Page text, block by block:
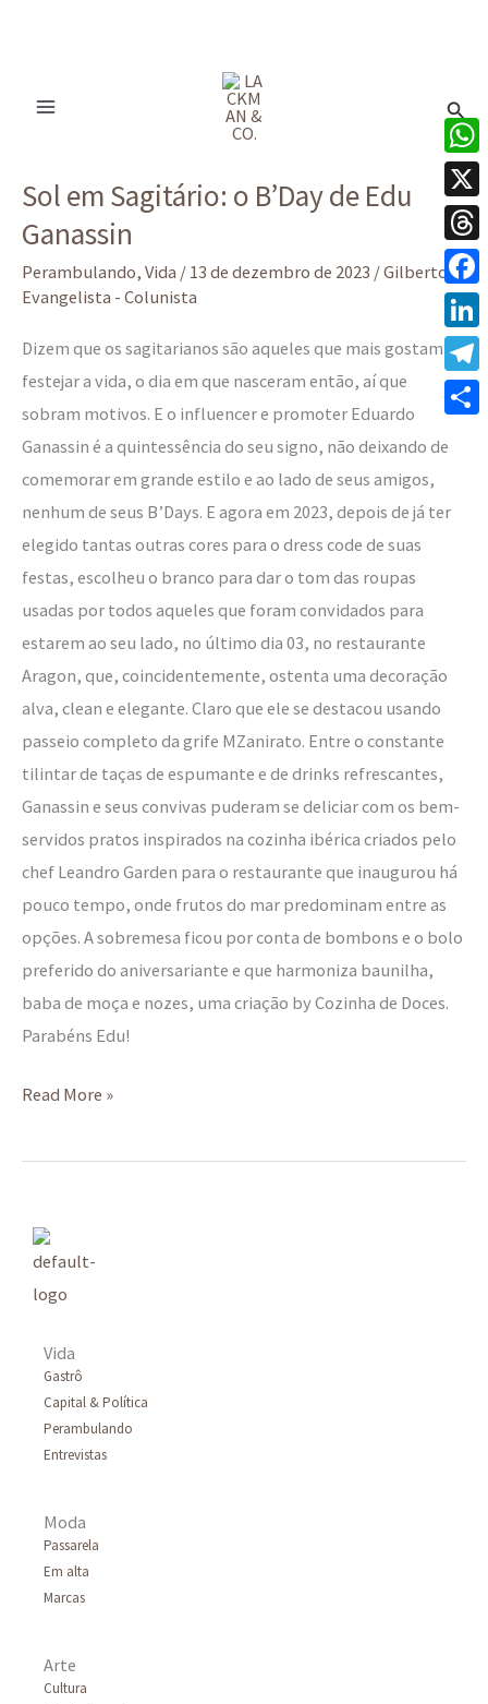
Sol em Sagitário: o B’Day de Edu
Ganassin
Perambulando, Vida / 13 de dezembro de 2023 /Gilberto
Evangelista - Colunista
Dizem que os sagitarianos são aqueles que mais gostam de
festejar a vida, o dia em que nasceram então, aí que
sobram motivos. E o influencer e promoter Eduardo
Ganassin é a quintessência do seu signo, não deixando de
comemorar em grande estilo e ao lado de seus amigos,
nenhum de seus B’Days. E agora em 2023, depois de já ter
elegido tantas outras cores para o dress code de suas
festas, escolheu o branco para dar o tom das roupas
usadas por todos aqueles que foram convidados para
estarem ao seu lado, no último dia 03, no restaurante
Aragon, que, coincidentemente, ostenta uma decoração
alva, clean e elegante. Claro que ele se destacou usando
passeio completo da grife MZanirato. Entre o constante
tilintar de taças de espumante e de drinks refrescantes,
Ganassin e seus convivas puderam se deliciar com os bem-
servidos pratos inspirados na cozinha ibérica criados pelo
chef Leandro Garden para o restaurante que inaugurou há
pouco tempo, onde frutos do mar predominam entre as
opções. A sobremesa ficou por conta de bombons e o bolo
preferido do aniversariante e que harmoniza baunilha,
baba de moça e nozes, uma criação by Cozinha de Doces.
Parabéns Edu!
em
Sagitário:
o
B’Day
Edu
Ganassin
Read More »
Vida
Gastrô
Capital & Política
Perambulando
Entrevistas
Moda
Passarela
Em alta
Marcas
Arte
Cultura
X